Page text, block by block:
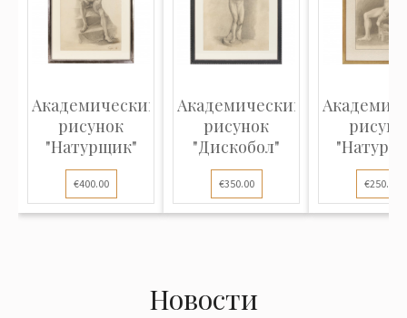
Академический
рисунок
"Натурщик"
€400.00
Академический
рисунок
"Дискобол"
€350.00 €250.00
Новости